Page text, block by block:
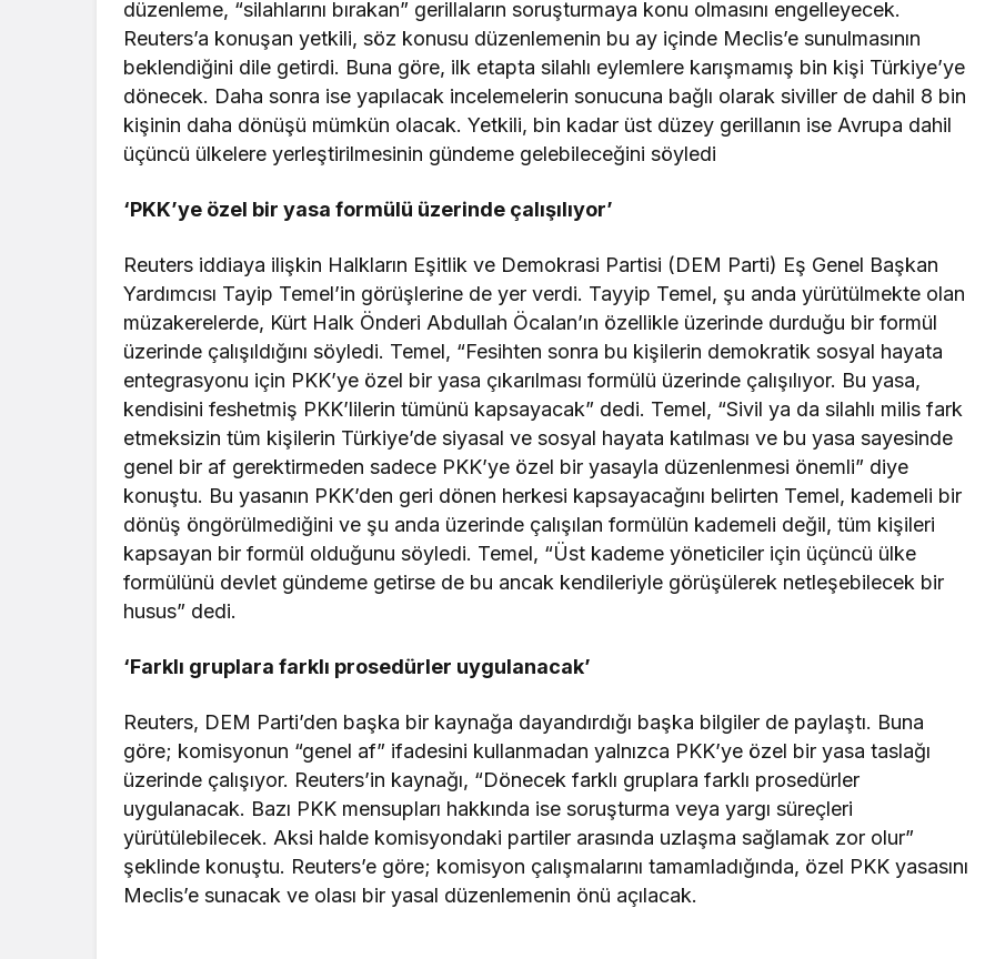
düzenleme, “silahlarını bırakan” gerillaların soruşturmaya konu olmasını engelleyecek.
Reuters’a konuşan yetkili, söz konusu düzenlemenin bu ay içinde Meclis’e sunulmasının
beklendiğini dile getirdi. Buna göre, ilk etapta silahlı eylemlere karışmamış bin kişi Türkiye’ye
dönecek. Daha sonra ise yapılacak incelemelerin sonucuna bağlı olarak siviller de dahil 8 bin
kişinin daha dönüşü mümkün olacak. Yetkili, bin kadar üst düzey gerillanın ise Avrupa dahil
üçüncü ülkelere yerleştirilmesinin gündeme gelebileceğini söyledi
‘PKK’ye özel bir yasa formülü üzerinde çalışılıyor’
Reuters iddiaya ilişkin Halkların Eşitlik ve Demokrasi Partisi (DEM Parti) Eş Genel Başkan
Yardımcısı Tayip Temel’in görüşlerine de yer verdi. Tayyip Temel, şu anda yürütülmekte olan
müzakerelerde, Kürt Halk Önderi Abdullah Öcalan’ın özellikle üzerinde durduğu bir formül
üzerinde çalışıldığını söyledi. Temel, “Fesihten sonra bu kişilerin demokratik sosyal hayata
entegrasyonu için PKK’ye özel bir yasa çıkarılması formülü üzerinde çalışılıyor. Bu yasa,
kendisini feshetmiş PKK’lilerin tümünü kapsayacak” dedi. Temel, “Sivil ya da silahlı milis fark
etmeksizin tüm kişilerin Türkiye’de siyasal ve sosyal hayata katılması ve bu yasa sayesinde
genel bir af gerektirmeden sadece PKK’ye özel bir yasayla düzenlenmesi önemli” diye
konuştu. Bu yasanın PKK’den geri dönen herkesi kapsayacağını belirten Temel, kademeli bir
dönüş öngörülmediğini ve şu anda üzerinde çalışılan formülün kademeli değil, tüm kişileri
kapsayan bir formül olduğunu söyledi. Temel, “Üst kademe yöneticiler için üçüncü ülke
formülünü devlet gündeme getirse de bu ancak kendileriyle görüşülerek netleşebilecek bir
husus” dedi.
‘Farklı gruplara farklı prosedürler uygulanacak’
Reuters, DEM Parti’den başka bir kaynağa dayandırdığı başka bilgiler de paylaştı. Buna
göre; komisyonun “genel af” ifadesini kullanmadan yalnızca PKK’ye özel bir yasa taslağı
üzerinde çalışıyor. Reuters’in kaynağı, “Dönecek farklı gruplara farklı prosedürler
uygulanacak. Bazı PKK mensupları hakkında ise soruşturma veya yargı süreçleri
yürütülebilecek. Aksi halde komisyondaki partiler arasında uzlaşma sağlamak zor olur”
şeklinde konuştu. Reuters’e göre; komisyon çalışmalarını tamamladığında, özel PKK yasasını
Meclis’e sunacak ve olası bir yasal düzenlemenin önü açılacak.